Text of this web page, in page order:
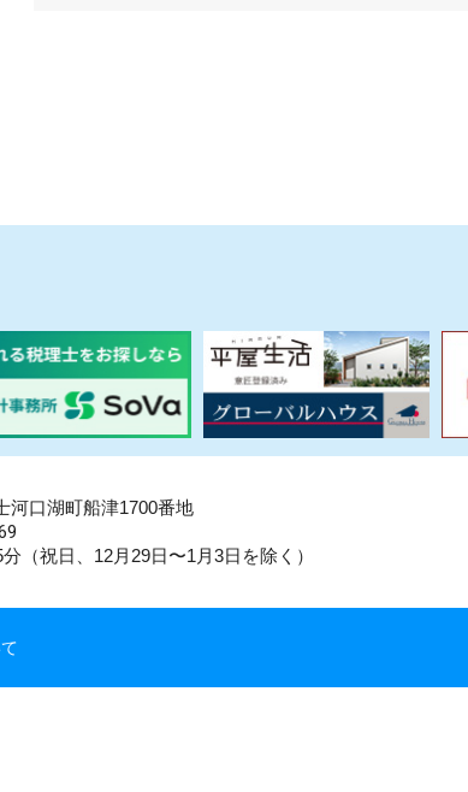
河口湖町船津1700番地
（祝日、12月29日〜1月3日を除く）